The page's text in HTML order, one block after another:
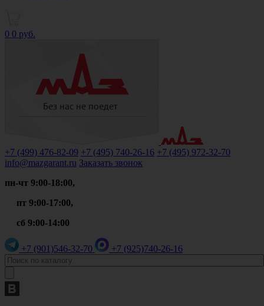
0 0 руб.
+7 (499) 476-82-09 +7 (495) 740-26-16 +7 (495) 972-32-70
info@mazgarant.ru Заказать звонок
пн-чт 9:00-18:00,
пт 9:00-17:00,
сб 9:00-14:00
+7 (901)546-32-70 +7 (925)740-26-16